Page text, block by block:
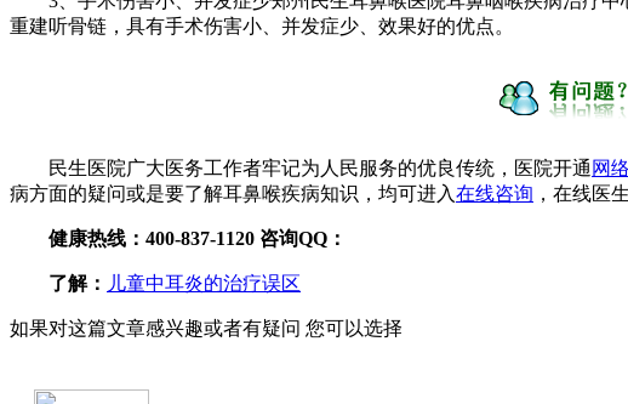
重建听骨链，具有手术伤害小、并发症少、效果好的优点。
民生医院广大医务工作者牢记为人民服务的优良传统，医院开通 网
病方面的疑问或是要了解耳鼻喉疾病知识，均可进入在线咨询 ，在线医
健康热线：400-837-1120 咨询QQ：
了解： 儿童中耳炎的治疗误区
如果对这篇文章感兴趣或者有疑问 您可以选择